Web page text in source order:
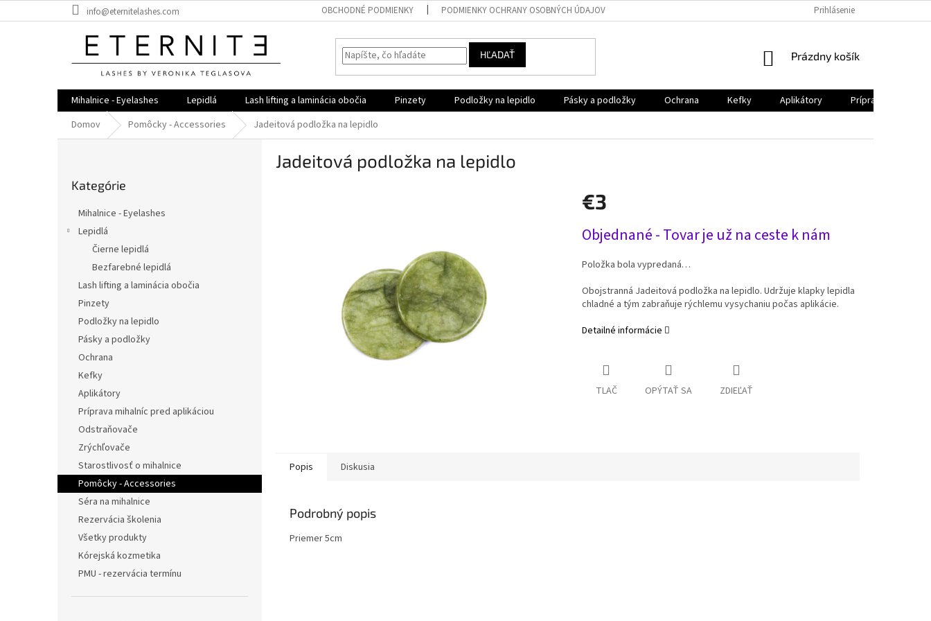
na
info@eternitelashes.com OBCHODNÉ PODMIENKY PODMIENKY OCHRANY OSOBNÝCH ÚDAJOV Prihlásenie
HĽADAŤ
NÁKUPNÝ
Prázdny košík
Mihalnice - Eyelashes Lepidlá Lash lifting a laminácia obočia Pinzety Podložky na lepidlo Pásky a podložky Ochrana Kefky Aplikátory
Príprava mihalníc
Domov
Pomôcky - Accessories Jadeitová podložka na lepidlo
kategórie
Kategórie
Mihalnice - Eyelashes
Lepidlá
Čierne lepidlá
Bezfarebné lepidlá
Lash lifting a laminácia obočia
Pinzety
Podložky na lepidlo
Pásky a podložky
Ochrana
Kefky
Aplikátory
Príprava mihalníc pred aplikáciou
Odstraňovače
Zrýchľovače
Starostlivosť o mihalnice
Pomôcky - Accessories
Séra na mihalnice
Rezervácia školenia
Všetky produkty
Kórejská kozmetika
PMU - rezervácia termínu
Jadeitová podložka na lepidlo
€3
cena:
Objednané - Tovar je už na ceste k nám
Položka bola vypredaná…
Obojstranná Jadeitová podložka na lepidlo. Udržuje klapky lepidla
chladné a tým zabraňuje rýchlemu vysychaniu počas aplikácie.
Detailné informácie
TLAČ OPÝTAŤ SA ZDIEĽAŤ
Popis Diskusia
Podrobný popis
Priemer 5cm